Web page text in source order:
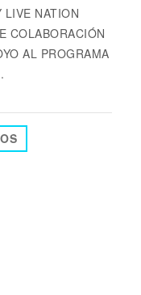
LIVE NATION
COLABORACIÓN
AL PROGRAMA